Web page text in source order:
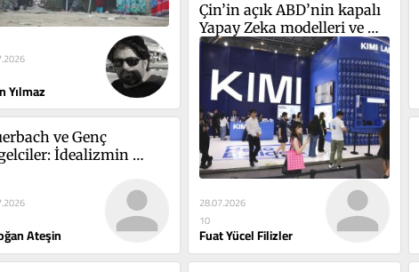
Yılmaz
Çin’in açık ABD’nin kapalı
Yapay Zeka modelleri ve
“Yapay Zeka komünizmi”
28.07.2026
10
Fuat Yücel Filizler
ve Genç
İdealizmin
Ateşin